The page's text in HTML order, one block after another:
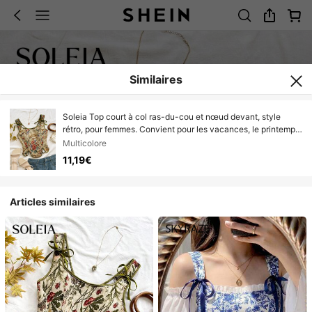
Similaires
Soleia Top court à col ras-du-cou et nœud devant, style
rétro, pour femmes. Convient pour les vacances, le printemps,
l'été, les fêtes, Noël, la Saint-Valentin, les sorties, la plage, les
croisières, le carnaval, Pâques, le Nouvel An chinois
Multicolore
11,19€
Articles similaires